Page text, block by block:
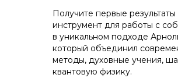
Получите первые
инструмент для работы с
в уникальном подходе
который объединил
методы, духовные учения,
квантовую физику.